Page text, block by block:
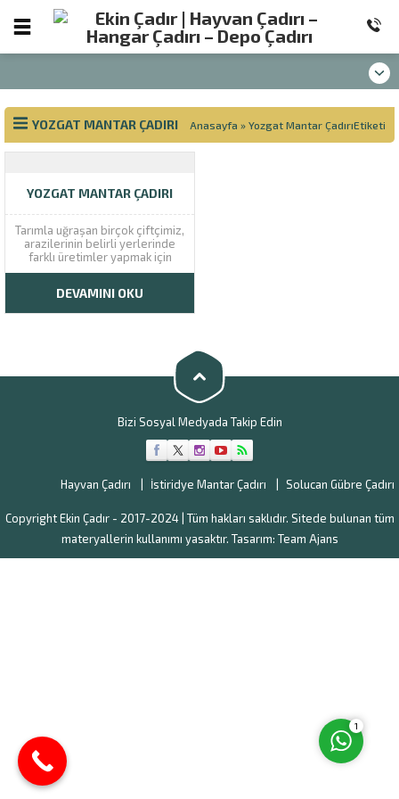
YOZGAT MANTAR ÇADIRI Anasayfa » Yozgat Mantar ÇadırıEtiketi
YOZGAT MANTAR ÇADIRI
Tarımla uğraşan birçok çiftçimiz,
arazilerinin belirli yerlerinde
farklı üretimler yapmak için
girişimlerde bulunmaktadır.
beklenmesi süreci aylarca
sürmektedir. Bu zaman zarfında
istemektedir. Yine hobi amaçlı
istiridye...
DEVAMINI OKU
Bizi Sosyal Medyada Takip Edin
Hayvan Çadırı İstiridye Mantar Çadırı Solucan Gübre Çadırı
Copyright Ekin Çadır - 2017-2024 | Tüm hakları saklıdır. Sitede bulunan tüm
materyallerin kullanımı yasaktır. Tasarım: Team Ajans
Müşteri Temsilcisi
1